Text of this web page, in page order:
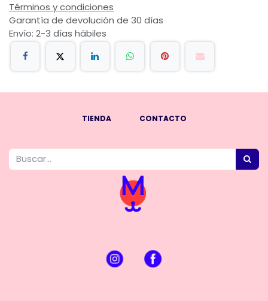
Términos y condiciones
Garantía de devolución de 30 días
Envío: 2-3 días hábiles
TIENDA CONTACTO